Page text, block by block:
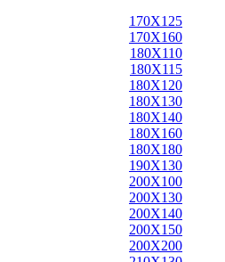
170X125
170X160
180X110
180X115
180X120
180X130
180X140
180X160
180X180
190X130
200X100
200X130
200X140
200X150
200X200